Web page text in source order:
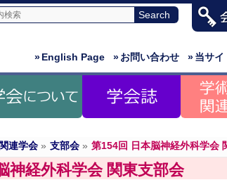
»当サイ
»お問い合わせ
»English Page
連学会 » 支部会 » 第154回 日本脳神経外科学会
神経外科学会 関東支部会